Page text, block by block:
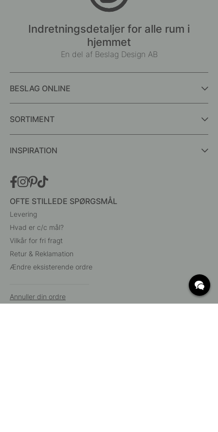
Indretningsdetaljer for alle rum i
hjemmet
En del af Beslag Design AB
BESLAG ONLINE
SORTIMENT
INSPIRATION
OFTE STILLEDE SPØRGSMÅL
Levering
Hvad er c/c mål?
Vilkår for fri fragt
Retur & Reklamation
Ændre eksisterende ordre
Annuller din ordre